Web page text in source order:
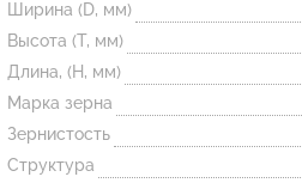
Огнеупорные
изделия
Скачать каталог
Тигель
Ширина (D, мм)
Высота (T, мм)
Длина, (H, мм)
Марка зерна
Зернистость
Структура